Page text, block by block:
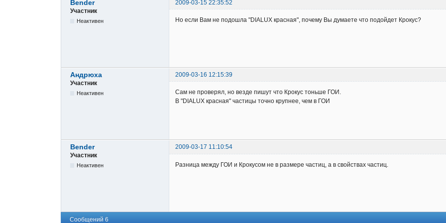
Bender
2009-03-15 22:35:52
Участник
Неактивен Но если Вам не подошла "DIALUX красная", почему Вы думаете что подойдет Крокус?
Андрюха
2009-03-16 12:15:39
Участник
Неактивен
Сам не проверял, но везде пишут что Крокус тоньше ГОИ.
В "DIALUX красная" частицы точно крупнее, чем в ГОИ
Bender
2009-03-17 11:10:54
Участник
Неактивен Разница между ГОИ и Крокусом не в размере частиц, а в свойствах частиц.
Сообщений 6